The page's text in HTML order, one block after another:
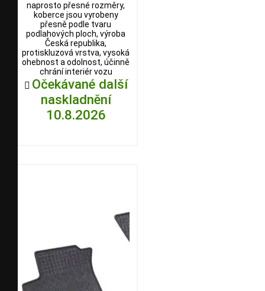
naprosto přesné rozměry,
koberce jsou vyrobeny
přesně podle tvaru
podlahových ploch, výroba
Česká republika,
protiskluzová vrstva, vysoká
ohebnost a odolnost, účinně
chrání interiér vozu
 Očekávané další
naskladnění
10.8.2026